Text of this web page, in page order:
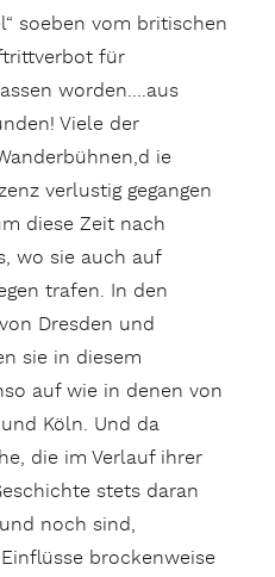
soeben vom britischen
für
worden….aus
Viele der
ie
verlustig gegangen
diese Zeit nach
wo sie auch auf
trafen. In den
Dresden und
sie in diesem
auf wie in denen von
Köln. Und da
die im Verlauf ihrer
stets daran
noch sind,
brockenweise